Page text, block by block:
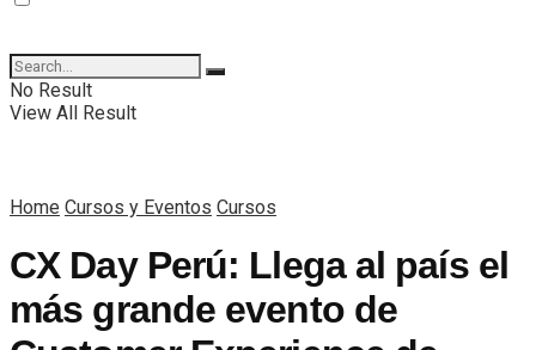
No Result
View All Result
Home Cursos y Eventos Cursos
CX Day Perú: Llega al país el
más grande evento de